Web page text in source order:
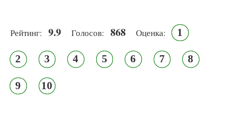
Рейтинг: 9.9 Голосов: 868 Оценка: 1
2 3 4 5 6 7 8
9 10